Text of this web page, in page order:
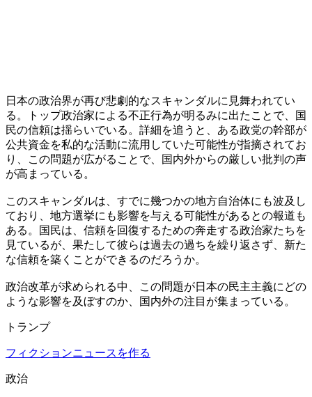
日本の政治界が再び悲劇的なスキャンダルに見舞われてい
る。トップ政治家による不正行為が明るみに出たことで、国
民の信頼は揺らいでいる。詳細を追うと、ある政党の幹部が
公共資金を私的な活動に流用していた可能性が指摘されてお
り、この問題が広がることで、国内外からの厳しい批判の声
が高まっている。
このスキャンダルは、すでに幾つかの地方自治体にも波及し
ており、地方選挙にも影響を与える可能性があるとの報道も
ある。国民は、信頼を回復するための奔走する政治家たちを
見ているが、果たして彼らは過去の過ちを繰り返さず、新た
な信頼を築くことができるのだろうか。
政治改革が求められる中、この問題が日本の民主主義にどの
ような影響を及ぼすのか、国内外の注目が集まっている。
トランプ
フィクションニュースを作る
政治